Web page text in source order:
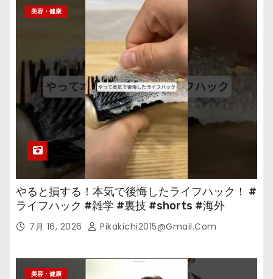
美容・健康
やると損する！本気で後悔したライフハック！ #
ライフハック #雑学 #裏技 #shorts #海外
7月 16, 2026 Pikakichi2015@gmail.com
美容・健康